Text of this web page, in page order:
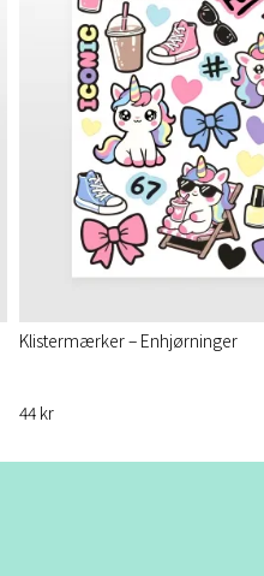
Klistermærker – Enhjørninger
44 kr